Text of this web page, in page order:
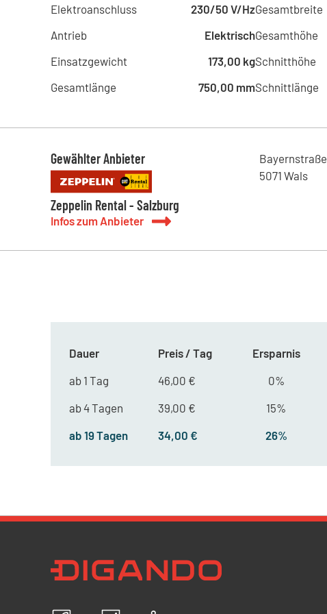
Elektroanschluss
230/50 V/Hz
Antrieb
Elektrisch
Einsatzgewicht
173,00 kg
Gesamtlänge
750,00 mm
Gesamtbreite
Gesamthöhe
Schnitthöhe
Schnittlänge
Gewählter Anbieter
Zeppelin Rental - Salzburg
Infos zum Anbieter
Bayernstraße
5071 Wals
Dauer Preis / Tag
Ersparnis
ab 1 Tag
46,00 €
0%
ab 4 Tagen
39,00 €
15%
ab 19 Tagen
34,00 € 26%
Ich bestätige, dass ich dieDatenschutzrichtlinien